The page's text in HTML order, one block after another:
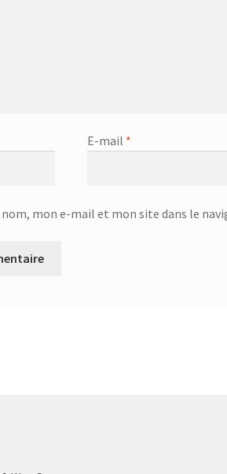
E-mail *
mon e-mail et mon site dans le